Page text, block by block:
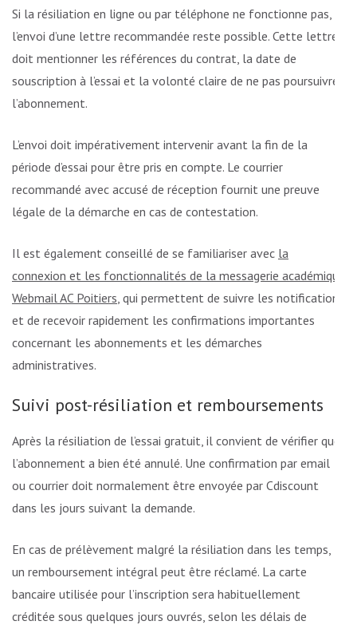
Si la résiliation en ligne ou par téléphone ne fonctionne pas,
l’envoi d’une lettre recommandée reste possible. Cette lettre
doit mentionner les références du contrat, la date de
souscription à l’essai et la volonté claire de ne pas poursuivre
l’abonnement.
L’envoi doit impérativement intervenir avant la fin de la
période d’essai pour être pris en compte. Le courrier
recommandé avec accusé de réception fournit une preuve
légale de la démarche en cas de contestation.
Il est également conseillé de se familiariser avec la
connexion et les fonctionnalités de la messagerie académique
Webmail AC Poitiers , qui permettent de suivre les notifications
et de recevoir rapidement les confirmations importantes
concernant les abonnements et les démarches
administratives.
Suivi post-résiliation et remboursements
Après la résiliation de l’essai gratuit, il convient de vérifier que
l’abonnement a bien été annulé. Une confirmation par email
ou courrier doit normalement être envoyée par Cdiscount
dans les jours suivant la demande.
En cas de prélèvement malgré la résiliation dans les temps,
un remboursement intégral peut être réclamé. La carte
bancaire utilisée pour l’inscription sera habituellement
créditée sous quelques jours ouvrés, selon les délais de